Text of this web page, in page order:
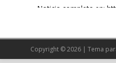
Noticia completa en:
Copyright © 2026 | Tema